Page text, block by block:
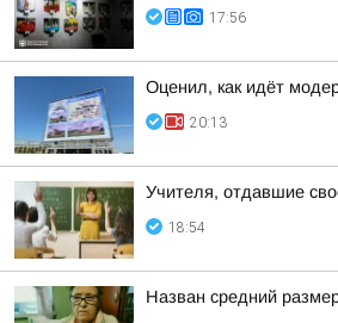
17:56
Оценил, как идёт
20:13
Учителя, отдавшие
18:54
Назван средний